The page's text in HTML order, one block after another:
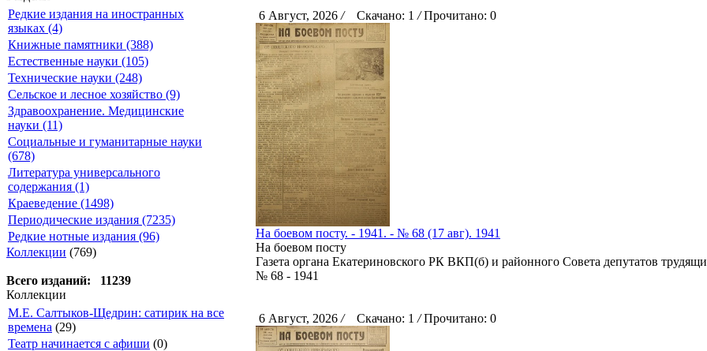
Редкие издания на иностранных
языках (4)
Книжные памятники (388)
Естественные науки (105)
Технические науки (248)
Сельское и лесное хозяйство (9)
Здравоохранение. Медицинские
науки (11)
Социальные и гуманитарные науки
(678)
Литература универсального
содержания (1)
Краеведение (1498)
Периодические издания (7235)
Редкие нотные издания (96)
Коллекции (769)
Всего изданий: 11239
Коллекции
М.Е. Салтыков-Щедрин: сатирик на все
времена (29)
Театр начинается с афиши (0)
6 Август, 2026 /Скачано: 1 /Прочитано: 0
На боевом посту. - 1941. - № 68 (17 авг). 1941
На боевом посту
Газета органа Екатериновского РК ВКП(б) и районного Совета депутатов
№ 68 - 1941
6 Август, 2026 /Скачано: 1 /Прочитано: 0